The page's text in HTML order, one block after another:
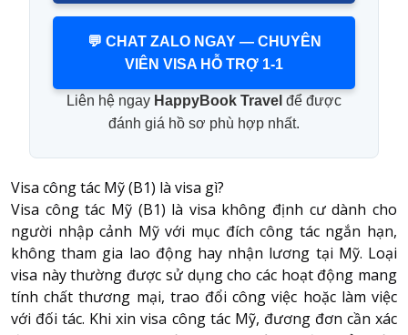
💬 CHAT ZALO NGAY — CHUYÊN
VIÊN VISA HỖ TRỢ 1-1
Liên hệ ngay HappyBook Travel để được
đánh giá hồ sơ phù hợp nhất.
Visa công tác Mỹ (B1) là visa gì?
Visa công tác Mỹ(B1) là visa không định cư dành cho
người nhập cảnh Mỹ với mục đích công tác ngắn hạn,
không tham gia lao động hay nhận lương tại Mỹ. Loại
visa này thường được sử dụng cho các hoạt động mang
tính chất thương mại, trao đổi công việc hoặc làm việc
với đối tác. Khi xin visa công tác Mỹ, đương đơn cần xác